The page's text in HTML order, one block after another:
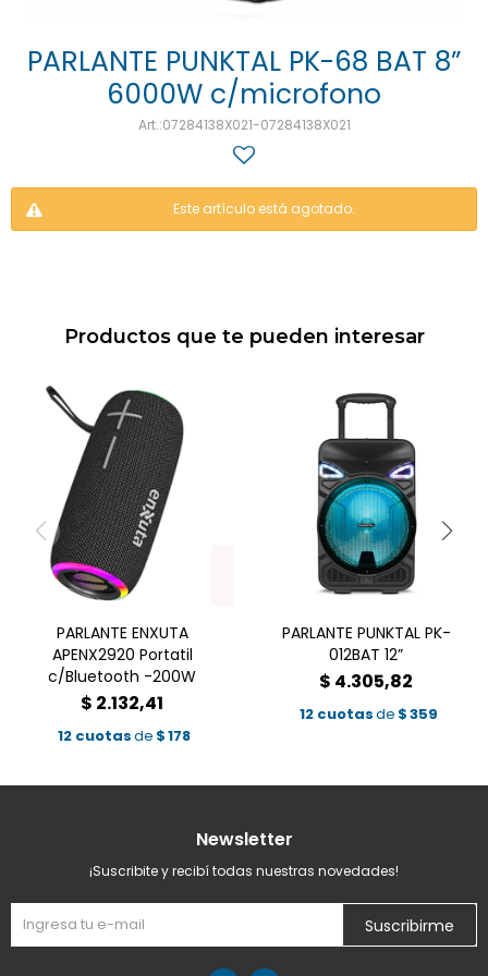
PARLANTE PUNKTAL PK-68 BAT 8”
6000W c/microfono
07284138X021-07284138X021
Este artículo está agotado.
Productos que te pueden interesar
PARLANTE ENXUTA
APENX2920 Portatil
c/Bluetooth -200W
$ 2.132,41
12 cuotasde $178
PARLANTE PUNKTAL PK-
012BAT 12”
$ 4.305,82
12 cuotasde $359
Newsletter
¡Suscribite y recibí todas nuestras novedades!
Suscribirme